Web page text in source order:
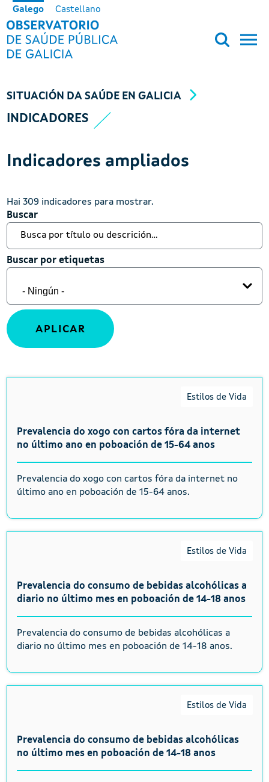
Ir o contido principal
Galego Castellano
OBSERVATORIO DE SALUD
SITUACIÓN DA SAÚDE EN GALICIA
INDICADORES
Indicadores ampliados
Hai 309 indicadores para mostrar.
Buscar
Buscar
Buscar por etiquetas
Buscar por etiquetas
Estilos de Vida
Prevalencia do xogo con cartos fóra da internet
no último ano en poboación de 15-64 anos
Prevalencia do xogo con cartos fóra da internet no
último ano en poboación de 15-64 anos.
Estilos de Vida
Prevalencia do consumo de bebidas alcohólicas a
diario no último mes en poboación de 14-18 anos
Prevalencia do consumo de bebidas alcohólicas a
diario no último mes en poboación de 14-18 anos.
Estilos de Vida
Prevalencia do consumo de bebidas alcohólicas
no último mes en poboación de 14-18 anos